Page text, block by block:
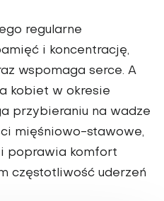
regularne
i koncentrację,
wspomaga serce. A
kobiet w okresie
przybieraniu na wadze
mięśniowo-stawowe,
i poprawia komfort
częstotliwość uderzeń